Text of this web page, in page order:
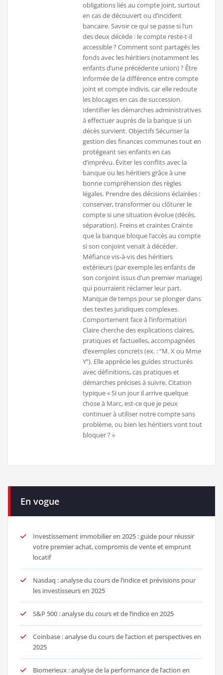
obligations liés au compte joint, surtout
en cas de découvert ou d’incident
bancaire. Savoir ce qui se passe si l’un
des deux décède : le compte reste-t-il
accessible ? Comment sont partagés les
fonds avec les héritiers (notamment les
enfants d’une précédente union) ? Être
informée de la différence entre compte
joint et compte indivis, car elle redoute
les blocages en cas de succession.
Identifier les démarches administratives
à effectuer auprès de la banque si un
décès survient. Objectifs Sécuriser la
gestion des finances communes tout en
protégeant ses enfants en cas
d’imprévu. Éviter les conflits avec la
banque ou les héritiers grâce à une
bonne compréhension des règles
légales. Prendre des décisions éclairées :
conserver, transformer ou clôturer le
compte si une situation évolue (décès,
séparation). Freins et craintes Crainte
que la banque bloque l’accès au compte
si son conjoint venait à décéder.
Méfiance vis-à-vis des héritiers
extérieurs (par exemple les enfants de
son conjoint issus d’un premier mariage)
qui pourraient réclamer leur part.
Manque de temps pour se plonger dans
des textes juridiques complexes.
Comportement face à l’information
Claire cherche des explications claires,
pratiques et factuelles, accompagnées
d’exemples concrets (ex. : “M. X ou Mme
Y”). Elle apprécie les guides structurés
avec définitions, cas pratiques et
démarches précises à suivre. Citation
typique « Si un jour il arrive quelque
chose à Marc, est-ce que je peux
continuer à utiliser notre compte sans
problème, ou bien les héritiers vont tout
bloquer ? »
En vogue
Investissement immobilier en 2025 : guide pour réussir
votre premier achat, compromis de vente et emprunt
locatif
Nasdaq : analyse du cours de l’indice et prévisions pour
les investisseurs en 2025
S&P 500 : analyse du cours et de l’indice en 2025
Coinbase : analyse du cours de l’action et perspectives en
2025
Biomerieux : analyse de la performance de l’action en